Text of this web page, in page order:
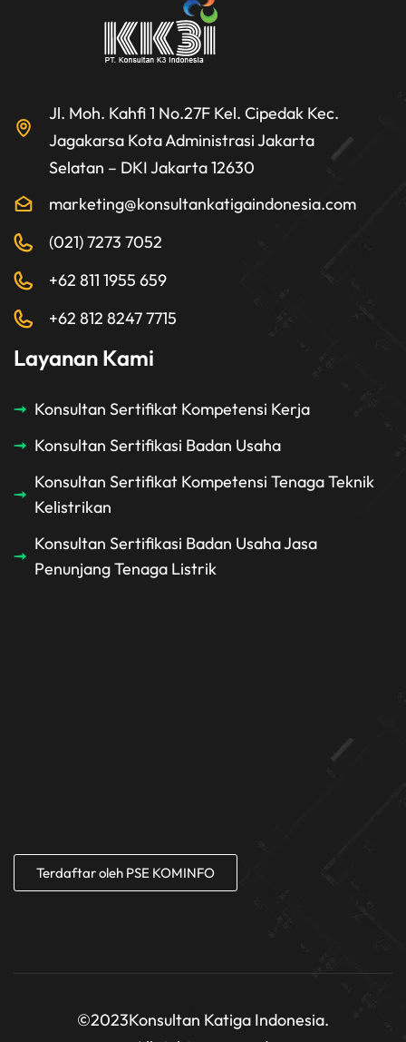
Jl. Moh. Kahfi 1 No.27F Kel. Cipedak Kec.
Jagakarsa Kota Administrasi Jakarta
Selatan – DKI Jakarta 12630
marketing@konsultankatigaindonesia.com
(021) 7273 7052
+62 811 1955 659
+62 812 8247 7715
Layanan Kami
Konsultan Sertifikat Kompetensi Kerja
Konsultan Sertifikasi Badan Usaha
Konsultan Sertifikat Kompetensi Tenaga Teknik
Kelistrikan
Konsultan Sertifikasi Badan Usaha Jasa
Penunjang Tenaga Listrik
Terdaftar oleh PSE KOMINFO
©2023Konsultan Katiga Indonesia.